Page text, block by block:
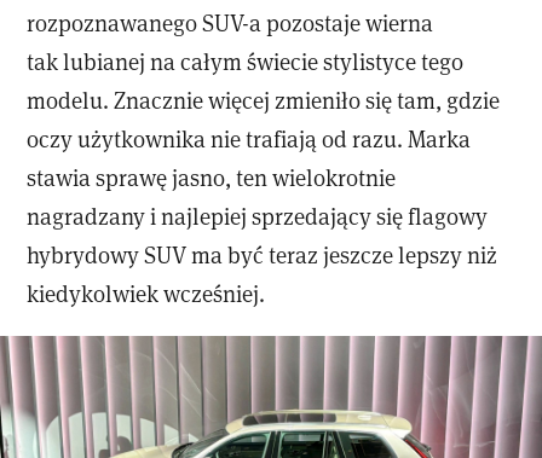
rozpoznawanego SUV-a pozostaje wierna
tak lubianej na całym świecie stylistyce tego
modelu. Znacznie więcej zmieniło się tam, gdzie
oczy użytkownika nie trafiają od razu. Marka
stawia sprawę jasno, ten wielokrotnie
nagradzany i najlepiej sprzedający się flagowy
hybrydowy SUV ma być teraz jeszcze lepszy niż
kiedykolwiek wcześniej.